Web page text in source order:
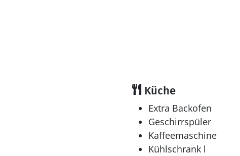
Küche
Extra Backofen
Geschirrspüler
Kaffeemaschine
Kühlschrank l